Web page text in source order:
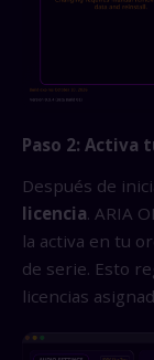
Paso 2: Activa
Después de
licencia. ARIA
la activa en tu
de serie. Esto
licencias